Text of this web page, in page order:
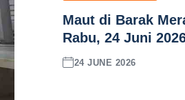
Maut di Barak
Rabu, 24 Juni
24 JUNE 2026